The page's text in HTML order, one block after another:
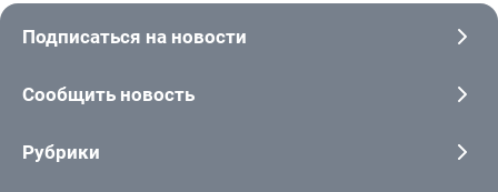
Подписаться на новости
Сообщить новость
Рубрики